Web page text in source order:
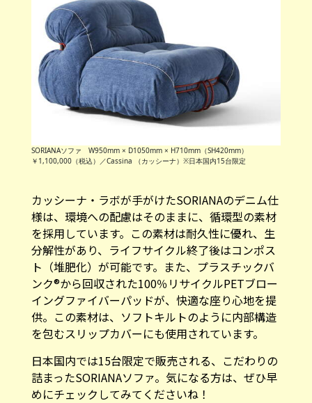
SORIANAソファ W950mm × D1050mm × H710mm（SH420mm）
￥1,100,000（税込）／Cassina （カッシーナ）※日本国内15台限定
カッシーナ・ラボが手がけたSORIANAのデニム仕
様は、環境への配慮はそのままに、循環型の素材
を採用しています。この素材は耐久性に優れ、生
分解性があり、ライフサイクル終了後はコンポス
ト（堆肥化）が可能です。また、プラスチックバ
ンク®から回収された100％リサイクルPETブロー
イングファイバーパッドが、快適な座り心地を提
供。この素材は、ソフトキルトのように内部構造
を包むスリップカバーにも使用されています。
日本国内では15台限定で販売される、こだわりの
詰まったSORIANAソファ。気になる方は、ぜひ早
めにチェックしてみてくださいね！